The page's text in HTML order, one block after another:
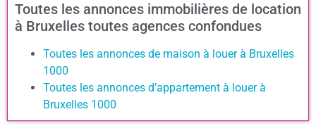
Toutes les annonces immobilières de location
à Bruxelles toutes agences confondues
Toutes les annonces de maison à louer à Bruxelles
1000
Toutes les annonces d’appartement à louer à
Bruxelles 1000